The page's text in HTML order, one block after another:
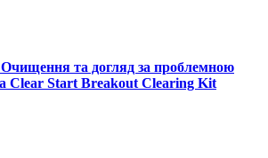
Очищення та догляд за проблемною
Clear Start Breakout Clearing Kit